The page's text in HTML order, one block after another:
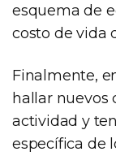
esquema de
costo de vida
Finalmente,
hallar nuevos
actividad y
específica de